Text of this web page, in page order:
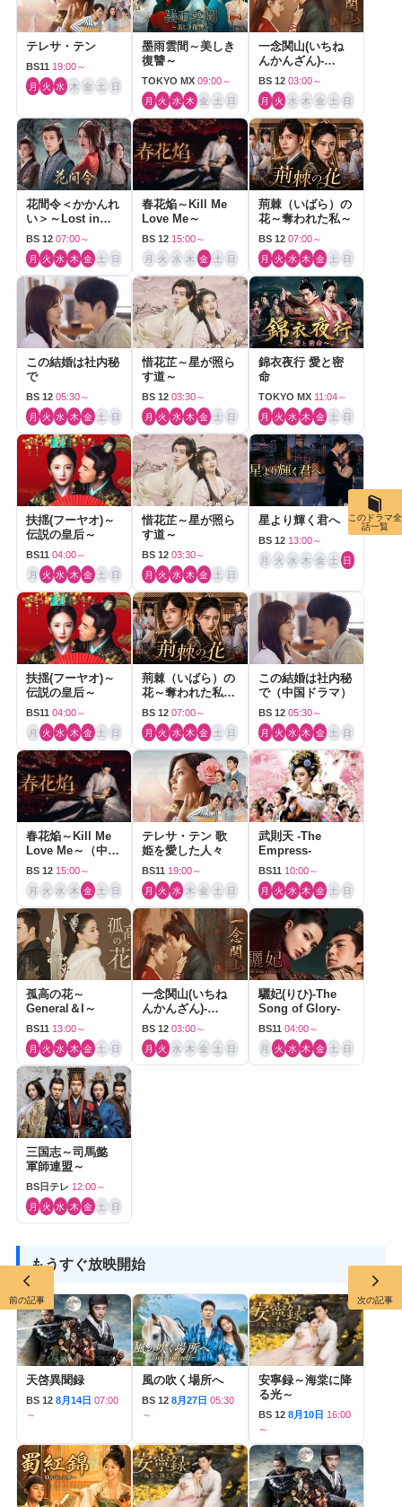
テレサ・テン
BS11 19:00～
月 火 水 木 金 土 日
墨雨雲間～美しき
復讐～
TOKYO MX 09:00～
月 火 水 木 金 土 日
一念関山(いちね
んかんざん)-
Journey to Love-
BS 12 03:00～
月 火 水 木 金 土 日
花間令＜かかんれ
い＞～Lost in
Love～
BS 12 07:00～
月 火 水 木 金 土 日
春花焔～Kill Me
Love Me～
BS 12 15:00～
月 火 水 木 金 土 日
荊棘（いばら）の
花～奪われた私～
BS 12 07:00～
月 火 水 木 金 土 日
この結婚は社内秘
で
BS 12 05:30～
月 火 水 木 金 土 日
惜花芷～星が照ら
す道～
BS 12 03:30～
月 火 水 木 金 土 日
錦衣夜行 愛と密
命
TOKYO MX 11:04～
月 火 水 木 金 土 日
扶揺(フーヤオ)～
伝説の皇后～
BS11 04:00～
月 火 水 木 金 土 日
惜花芷～星が照ら
す道～
BS 12 03:30～
月 火 水 木 金 土 日
星より輝く君へ
BS 12 13:00～
月 火 水 木 金 土 日
扶揺(フーヤオ)～
伝説の皇后～
BS11 04:00～
月 火 水 木 金 土 日
荊棘（いばら）の
花～奪われた私～
（中国ドラマ）
BS 12 07:00～
月 火 水 木 金 土 日
この結婚は社内秘
で（中国ドラマ）
BS 12 05:30～
月 火 水 木 金 土 日
春花焔～Kill Me
Love Me～（中国
ドラマ）
BS 12 15:00～
月 火 水 木 金 土 日
テレサ・テン 歌
姫を愛した人々
BS11 19:00～
月 火 水 木 金 土 日
武則天 -The
Empress-
BS11 10:00～
月 火 水 木 金 土 日
孤高の花～
General＆I～
BS11 13:00～
月 火 水 木 金 土 日
一念関山(いちね
んかんざん)-
Journey to Love-
BS 12 03:00～
月 火 水 木 金 土 日
驪妃(りひ)-The
Song of Glory-
BS11 04:00～
月 火 水 木 金 土 日
三国志～司馬懿
軍師連盟～
BS日テレ 12:00～
月 火 水 木 金 土 日
もうすぐ放映開始
天啓異聞録
BS 12 8月14日 07:00
～
風の吹く場所へ
BS 12 8月27日 05:30
～
安寧録～海棠に降
る光～
BS 12 8月10日 16:00
～
前の記事 次の記事
このドラマ全
話一覧